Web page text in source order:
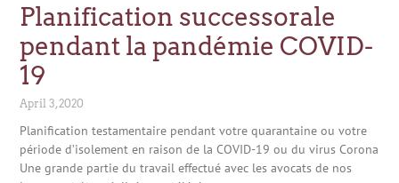
Planification successorale
pendant la pandémie COVID-
19
April 3, 2020
Planification testamentaire pendant votre quarantaine ou votre
période d’isolement en raison de la COVID-19 ou du virus Corona
Une grande partie du travail effectué avec les avocats de nos